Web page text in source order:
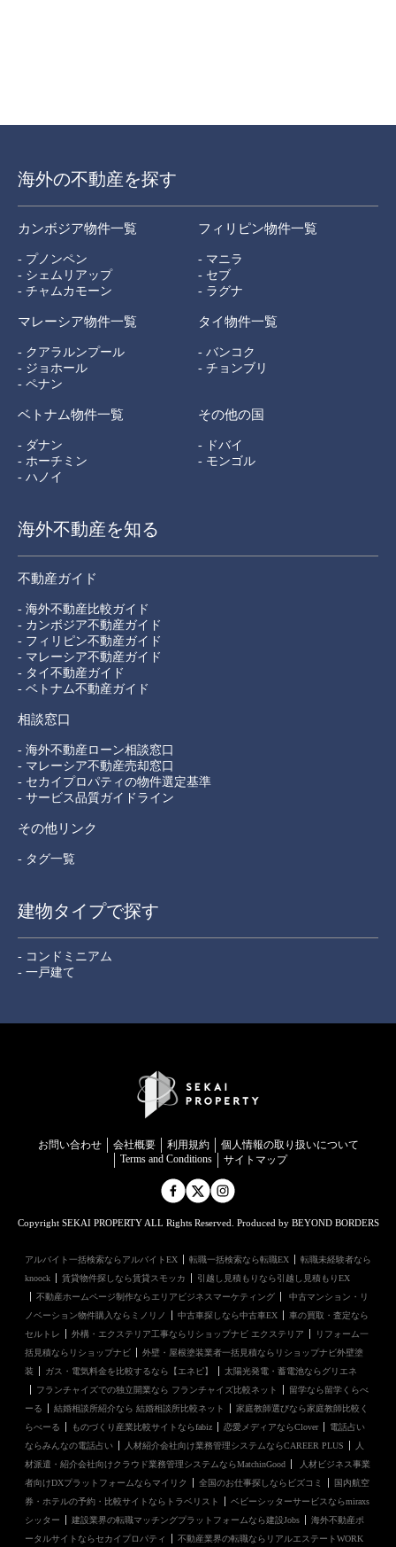
海外の不動産を探す
カンボジア物件一覧
- プノンペン
- シェムリアップ
- チャムカモーン
フィリピン物件一覧
- マニラ
- セブ
- ラグナ
マレーシア物件一覧
- クアラルンプール
- ジョホール
- ペナン
タイ物件一覧
- バンコク
- チョンブリ
ベトナム物件一覧
- ダナン
- ホーチミン
- ハノイ
その他の国
- ドバイ
- モンゴル
海外不動産を知る
不動産ガイド
- 海外不動産比較ガイド
- カンボジア不動産ガイド
- フィリピン不動産ガイド
- マレーシア不動産ガイド
- タイ不動産ガイド
- ベトナム不動産ガイド
相談窓口
- 海外不動産ローン相談窓口
- マレーシア不動産売却窓口
- セカイプロパティの物件選定基準
- サービス品質ガイドライン
その他リンク
- タグ一覧
建物タイプで探す
- コンドミニアム
- 一戸建て
お問い合わせ 会社概要 利用規約
個⼈情報の取り扱いについて
Terms and Conditions
サイトマップ
Copyright SEKAI PROPERTY ALL Rights Reserved. Produced by BEYOND BORDERS
アルバイト一括検索ならアルバイトEX 転職一括検索なら転職EX
転職未経験者なら
knoock
賃貸物件探しなら賃貸スモッカ
引越し見積もりなら引越し見積もりEX
不動産ホームページ制作ならエリアビジネスマーケティング
中古マンション・リ
ノベーション物件購入ならミノリノ
中古車探しなら中古車EX
車の買取・査定なら
セルトレ
外構・エクステリア工事ならリショップナビ エクステリア
リフォーム一
括見積ならリショップナビ
外壁・屋根塗装業者一括見積ならリショップナビ外壁塗
装
ガス・電気料金を比較するなら【エネピ】
太陽光発電・蓄電池ならグリエネ
フランチャイズでの独立開業なら フランチャイズ比較ネット
留学なら留学くらべ
ーる
結婚相談所紹介なら 結婚相談所比較ネット
家庭教師選びなら家庭教師比較く
らべーる
ものづくり産業比較サイトならfabiz 恋愛メディアならClover
電話占い
ならみんなの電話占い
人材紹介会社向け業務管理システムならCAREER PLUS
人
材派遣・紹介会社向けクラウド業務管理システムならMatchinGood
人材ビジネス事業
者向けDXプラットフォームならマイリク
全国のお仕事探しならビズコミ
国内航空
券・ホテルの予約・比較サイトならトラベリスト
ベビーシッターサービスならmiraxs
シッター
建設業界の転職マッチングプラットフォームなら建設Jobs
海外不動産ポ
ータルサイトならセカイプロパティ
不動産業界の転職ならリアルエステートWORK